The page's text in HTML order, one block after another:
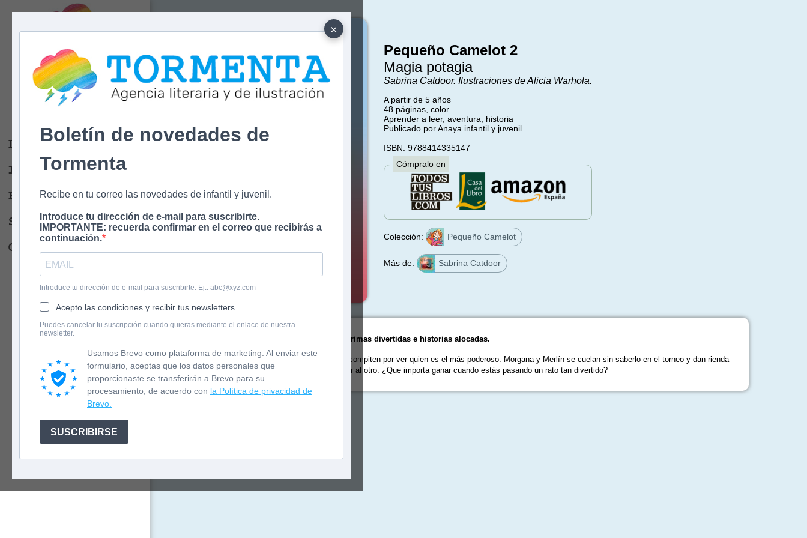
×
Boletín de novedades de
Tormenta
Recibe en tu correo las novedades de infantil y juvenil.
Introduce tu dirección de e-mail para suscribirte.
IMPORTANTE: recuerda confirmar en el correo que recibirás a
continuación.
Introduce tu dirección de e-mail para suscribirte. Ej.: abc@xyz.com
Acepto las condiciones y recibir tus newsletters.
Puedes cancelar tu suscripción cuando quieras mediante el enlace de nuestra
newsletter.
Usamos Brevo como plataforma de marketing. Al enviar este
formulario, aceptas que los datos personales que
proporcionaste se transferirán a Brevo para su
procesamiento, de acuerdo con la Política de privacidad de
Brevo.
SUSCRIBIRSE
Tormenta
Agencia literaria
Libros
Ilustradores
Escritores
Sobre nosotros
Contacto
English version
Newsletter
Pequeño Camelot 2
Magia potagia
Sabrina Catdoor. Ilustraciones de Alicia Warhola.
A partir de 5 años
48 páginas, color
Aprender a leer, aventura, historia
Publicado por Anaya infantil y juvenil
ISBN: 9788414335147
Cómpralo en
Colección: Pequeño Camelot
Más de: Sabrina Catdoor
Aprende a leer con letra mayúscula, rimas divertidas e historias alocadas.
En Pequeño Camelot, brujas y magos compiten por ver quien es el más poderoso. Morgana y Merlín se cuelan sin saberlo en el torneo y dan rienda
suelta a su imaginación para sorprender al otro. ¿Que importa ganar cuando estás pasando un rato tan divertido?